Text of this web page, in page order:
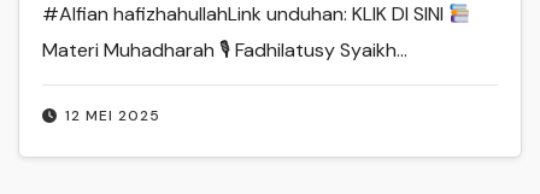
12 MEI 2025
#Alfian hafizhahullahLink unduhan: KLIK DI SINI
Materi Muhadharah 🎙 Fadhilatusy Syaikh…